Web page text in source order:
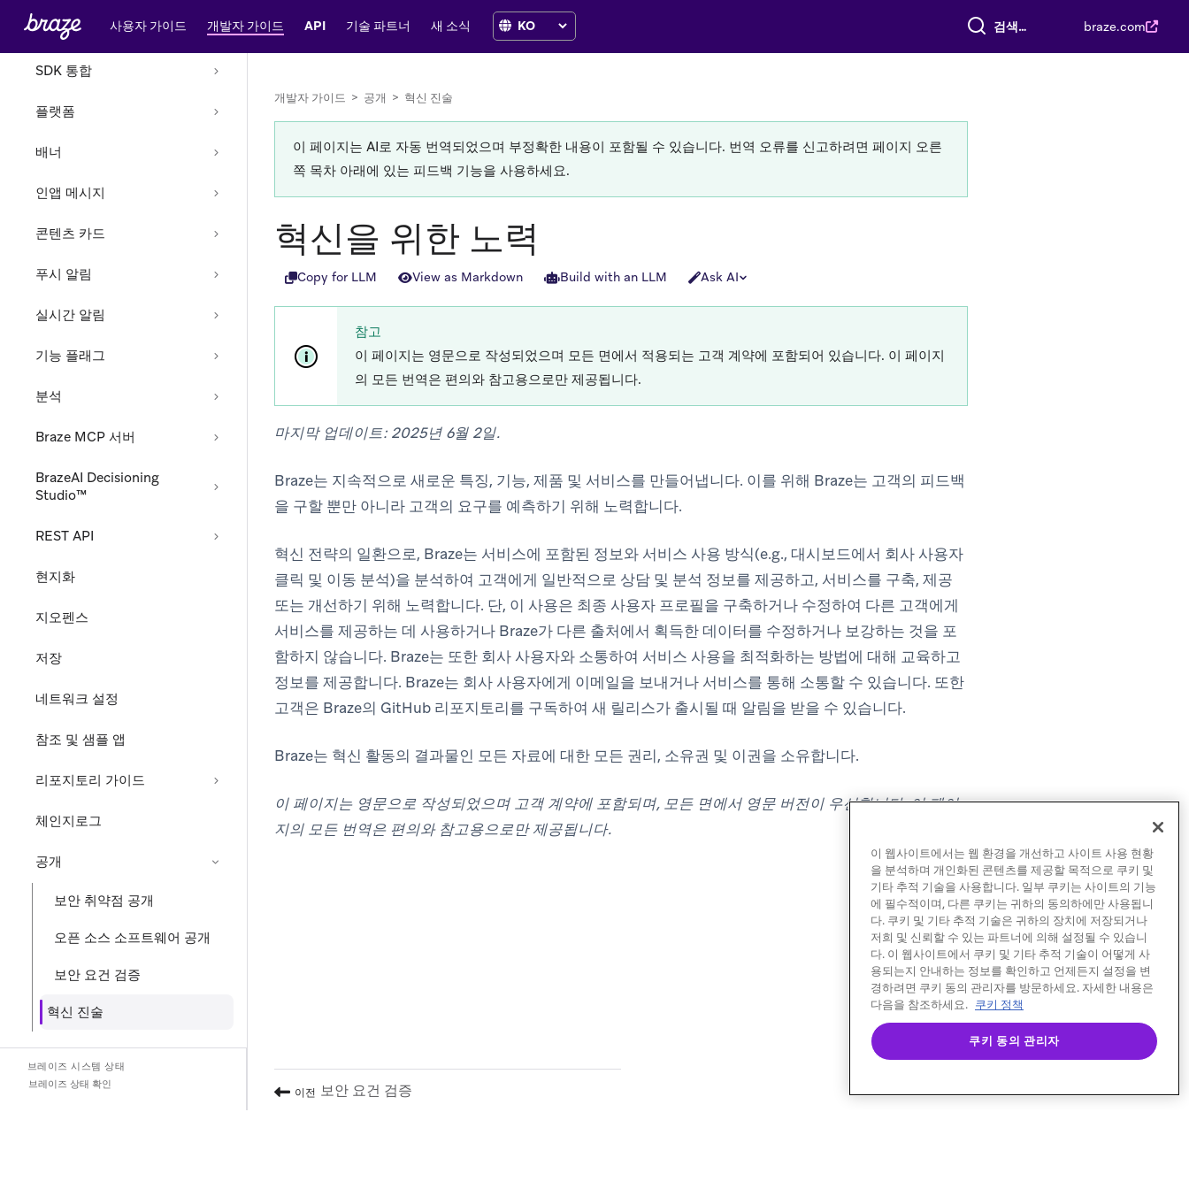
사용자 가이드 개발자 가이드 API 기술 파트너 새 소식 전체 검색 braze.com
튜토리얼
SDK 통합
플랫폼
배너
인앱 메시지
콘텐츠 카드
푸시 알림
실시간 알림
기능 플래그
분석
Braze MCP 서버
BrazeAI Decisioning
Studio™
REST API
현지화
지오펜스
저장
네트워크 설정
참조 및 샘플 앱
리포지토리 가이드
체인지로그
공개
보안 취약점 공개
오픈 소스 소프트웨어 공개
보안 요건 검증
혁신 진술
브레이즈 시스템 상태
브레이즈 상태 확인
개발자 가이드 > 공개 > 혁신 진술
이 페이지는 AI로 자동 번역되었으며 부정확한 내용이 포함될 수 있습니다. 번역 오류를 신고하려면 페이지 오른
쪽 목차 아래에 있는 피드백 기능을 사용하세요.
혁신을 위한 노력
Copy for LLM View as Markdown Build with an LLM Ask AI
참고
이 페이지는 영문으로 작성되었으며 모든 면에서 적용되는 고객 계약에 포함되어 있습니다. 이 페이지
의 모든 번역은 편의와 참고용으로만 제공됩니다.
마지막 업데이트: 2025년 6월 2일.
Braze는 지속적으로 새로운 특징, 기능, 제품 및 서비스를 만들어냅니다. 이를 위해 Braze는 고객의 피드백
을 구할 뿐만 아니라 고객의 요구를 예측하기 위해 노력합니다.
혁신 전략의 일환으로, Braze는 서비스에 포함된 정보와 서비스 사용 방식(e.g., 대시보드에서 회사 사용자
클릭 및 이동 분석)을 분석하여 고객에게 일반적으로 상담 및 분석 정보를 제공하고, 서비스를 구축, 제공
또는 개선하기 위해 노력합니다. 단, 이 사용은 최종 사용자 프로필을 구축하거나 수정하여 다른 고객에게
서비스를 제공하는 데 사용하거나 Braze가 다른 출처에서 획득한 데이터를 수정하거나 보강하는 것을 포
함하지 않습니다. Braze는 또한 회사 사용자와 소통하여 서비스 사용을 최적화하는 방법에 대해 교육하고
정보를 제공합니다. Braze는 회사 사용자에게 이메일을 보내거나 서비스를 통해 소통할 수 있습니다. 또한
고객은 Braze의 GitHub 리포지토리를 구독하여 새 릴리스가 출시될 때 알림을 받을 수 있습니다.
Braze는 혁신 활동의 결과물인 모든 자료에 대한 모든 권리, 소유권 및 이권을 소유합니다.
이 페이지는 영문으로 작성되었으며 고객 계약에 포함되며, 모든 면에서 영문 버전이 우선합니다. 이 페이
지의 모든 번역은 편의와 참고용으로만 제공됩니다.
이전 보안 요건 검증
이 웹사이트에서는 웹 환경을 개선하고 사이트 사용 현황
을 분석하며 개인화된 콘텐츠를 제공할 목적으로 쿠키 및
기타 추적 기술을 사용합니다. 일부 쿠키는 사이트의 기능
에 필수적이며, 다른 쿠키는 귀하의 동의하에만 사용됩니
다. 쿠키 및 기타 추적 기술은 귀하의 장치에 저장되거나
저희 및 신뢰할 수 있는 파트너에 의해 설정될 수 있습니
다. 이 웹사이트에서 쿠키 및 기타 추적 기술이 어떻게 사
용되는지 안내하는 정보를 확인하고 언제든지 설정을 변
경하려면 쿠키 동의 관리자를 방문하세요. 자세한 내용은
다음을 참조하세요. 쿠키 정책
쿠키 동의 관리자